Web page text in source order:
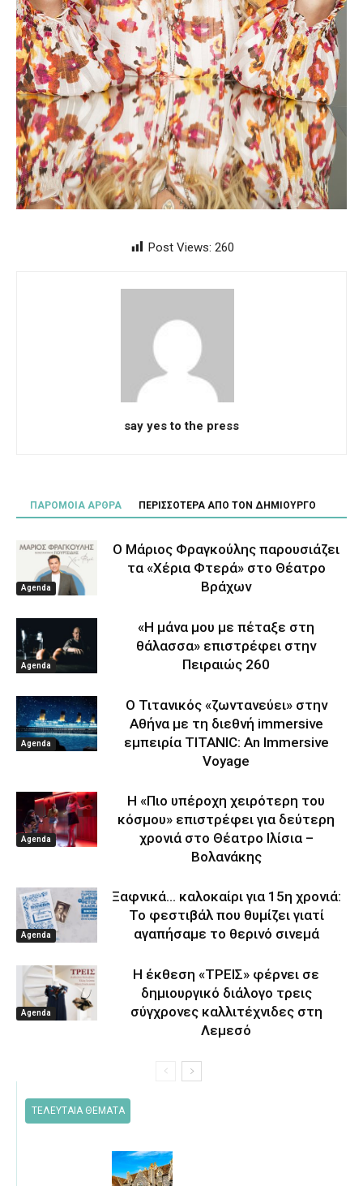
Post Views: 260
say yes to the press
ΠΑΡΟΜΟΙΑ ΑΡΘΡΑ ΠΕΡΙΣΣΟΤΕΡΑ ΑΠΟ ΤΟΝ ΔΗΜΙΟΥΡΓΟ
Agenda
Ο Μάριος Φραγκούλης παρουσιάζει
τα «Χέρια Φτερά» στο Θέατρο
Βράχων
Agenda
«Η μάνα μου με πέταξε στη
θάλασσα» επιστρέφει στην
Πειραιώς 260
Agenda
Ο Τιτανικός «ζωντανεύει» στην
Αθήνα με τη διεθνή immersive
εμπειρία TITANIC: An Immersive
Voyage
Agenda
Η «Πιο υπέροχη χειρότερη του
κόσμου» επιστρέφει για δεύτερη
χρονιά στο Θέατρο Ιλίσια –
Βολανάκης
Agenda
Ξαφνικά… καλοκαίρι για 15η χρονιά:
Το φεστιβάλ που θυμίζει γιατί
αγαπήσαμε το θερινό σινεμά
Agenda
Η έκθεση «ΤΡΕΙΣ» φέρνει σε
δημιουργικό διάλογο τρεις
σύγχρονες καλλιτέχνιδες στη
Λεμεσό
ΤΕΛΕΥΤΑΙΑ ΘΕΜΑΤΑ